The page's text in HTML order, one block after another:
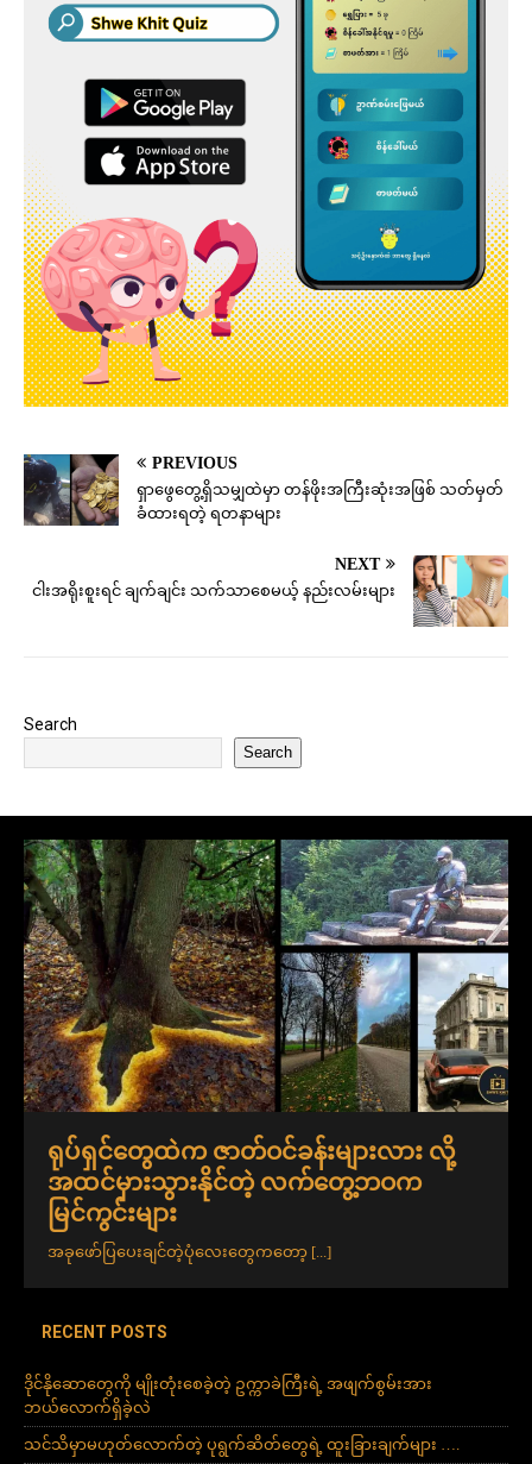
PREVIOUS
ရှာဖွေတွေ့ရှိသမျှထဲမှာ တန်ဖိုးအကြီးဆုံးအဖြစ် သတ်မှတ်
ခံထားရတဲ့ ရတနာများ
NEXT
ငါးအရိုးစူးရင် ချက်ချင်း သက်သာစေမယ့် နည်းလမ်းများ
Search
Search
ရုပ်ရှင်တွေထဲက ဇာတ်ဝင်ခန်းများလား လို့
အထင်မှားသွားနိုင်တဲ့ လက်တွေ့ဘဝက
မြင်ကွင်းများ
အခုဖော်ပြပေးချင်တဲ့ပုံလေးတွေကတော့ [...]
RECENT POSTS
ဒိုင်နိုဆောတွေကို မျိုးတုံးစေခဲ့တဲ့ ဥက္ကာခဲကြီးရဲ့ အဖျက်စွမ်းအား
ဘယ်လောက်ရှိခဲ့လဲ
သင်သိမှာမဟုတ်လောက်တဲ့ ပုရွက်ဆိတ်တွေရဲ့ ထူးခြားချက်များ ….